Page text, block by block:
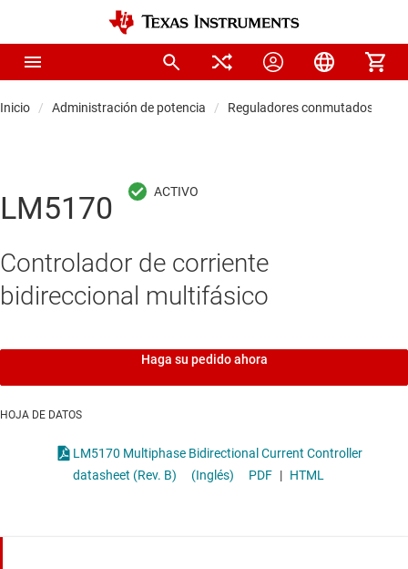
Inicio Administración de potencia Reguladores conmutados CC/
LM5170
Controlador de corriente
bidireccional multifásico
Haga su pedido ahora
HOJA DE DATOS
LM5170 Multiphase Bidirectional Current Controller
datasheet (Rev. B)
(Inglés) PDF | HTML